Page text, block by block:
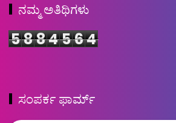
ನಮ್ಮ ಅತಿಥಿಗಳು
5884564
ಸಂಪರ್ಕ ಫಾರ್ಮ್